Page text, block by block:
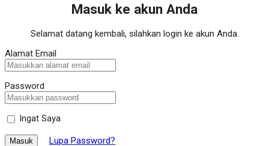
Masuk ke akun Anda
Selamat datang kembali, silahkan login ke akun Anda.
Alamat Email
Password
Ingat Saya
Masuk Lupa Password?